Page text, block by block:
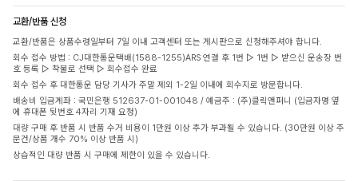
교환/반품 신청
교환/반품은 상품수령일부터 7일 이내 고객센터 또는 게시판으로 신청해주셔야 합니다.
회수 접수 방법 : CJ대한통운택배(1588-1255)ARS 연결 후 1번 ▷ 1번 ▷ 받으신 운송장 번
호 등록 ▷ 착불로 선택 ▷ 회수접수 완료
회수 접수 후 대한통운 담당 기사가 주말 제외 1-2일 이내에 회수지로 방문합니다.
배송비 입금계좌 : 국민은행 512637-01-001048 / 예금주 : (주)클릭앤퍼니 (입금자명 옆
에 휴대폰 뒷번호 4자리 기재 요청)
대량 구매 후 반품 시 반품 수거 비용이 1만원 이상 추가 부과될 수 있습니다. (30만원 이상 주
문건/상품 개수 70% 이상 반품 시)
상습적인 대량 반품 시 구매에 제한이 있을 수 있습니다.